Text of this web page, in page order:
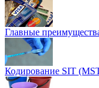
Главные
Кодирование SIT